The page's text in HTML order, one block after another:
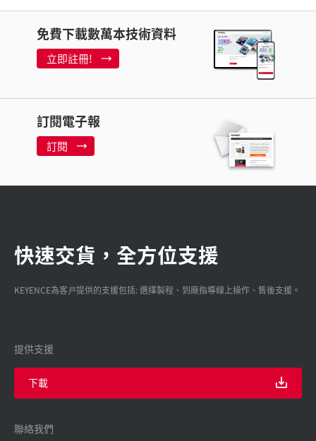
免費下載數萬本技術資料
立即註冊!
訂閱電子報
訂閱
快速交貨，全方位支援
KEYENCE為客戸提供的支援包括: 選擇製程、到廠指導線上操作、售後支援。
提供支援
下載
聯絡我們